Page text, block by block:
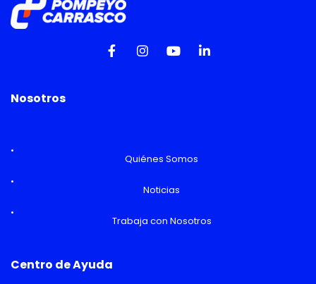
Nosotros
Quiénes Somos
Noticias
Trabaja con Nosotros
Centro de Ayuda